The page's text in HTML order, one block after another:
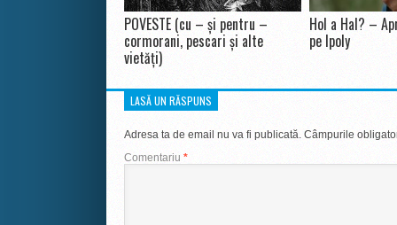
POVESTE (cu – și pentru –
cormorani, pescari și alte
vietăți)
Hol a Hal? –
pe Ipoly
LASĂ UN RĂSPUNS
Adresa ta de email nu va fi publicată. Câmpurile
Comentariu *